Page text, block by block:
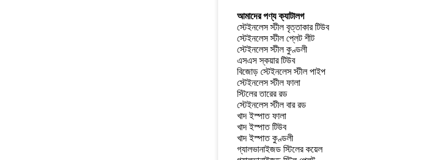
আমাদের পণ্য ক্যাটালগ
স্টেইনলেস স্টীল বৃত্তাকার টিউব
স্টেইনলেস স্টীল প্লেট শীট
স্টেইনলেস স্টীল কুণ্ডলী
এসএস স্কয়ার টিউব
বিজোড় স্টেইনলেস স্টীল পাইপ
স্টেইনলেস স্টীল ফালা
স্টিলের তারের রড
স্টেইনলেস স্টীল বার রড
খাদ ইস্পাত ফালা
খাদ ইস্পাত টিউব
খাদ ইস্পাত কুণ্ডলী
গ্যালভানাইজড স্টিলের কয়েল